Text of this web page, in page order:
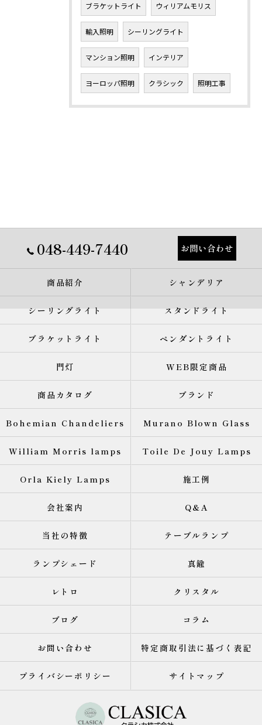
ブラケットライト ウィリアムモリス
輸入照明 シーリングライト
マンション照明 インテリア
ヨーロッパ照明 クラシック 照明工事
048-449-7440 お問い合わせ
商品紹介 シャンデリア
シーリングライト スタンドライト
ブラケットライト ペンダントライト
門灯 WEB限定商品
商品カタログ ブランド
Bohemian Chandeliers Murano Blown Glass
William Morris lamps Toile De Jouy Lamps
Orla Kiely Lamps 施工例
会社案内 Q&A
当社の特徴 テーブルランプ
ランプシェード 真鍮
レトロ クリスタル
ブログ コラム
お問い合わせ 特定商取引法に基づく表記
プライバシーポリシー サイトマップ